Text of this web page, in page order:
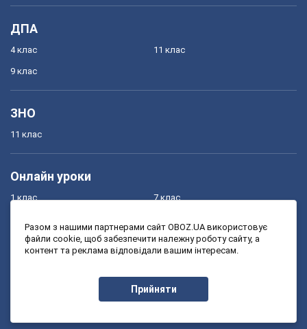
ДПА
4 клас
9 клас
11 клас
ЗНО
11 клас
Онлайн уроки
1 клас
3 клас
7 клас
9 клас
Разом з нашими партнерами сайт OBOZ.UA використовує
файли cookie, щоб забезпечити належну роботу сайту, а
контент та реклама відповідали вашим інтересам.
Прийняти